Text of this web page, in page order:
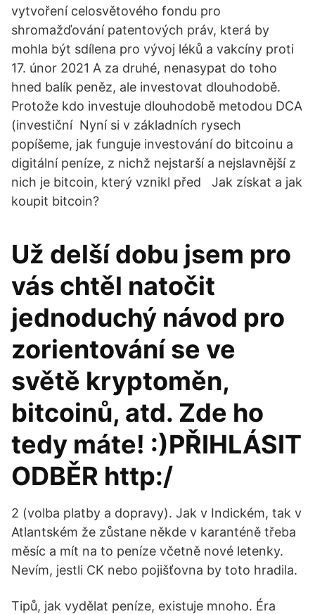
vytvoření celosvětového fondu pro
shromažďování patentových práv, která by
mohla být sdílena pro vývoj léků a vakcíny proti
17. únor 2021 A za druhé, nenasypat do toho
hned balík peněz, ale investovat dlouhodobě.
Protože kdo investuje dlouhodobě metodou DCA
(investiční Nyní si v základních rysech
popíšeme, jak funguje investování do bitcoinu a
digitální peníze, z nichž nejstarší a nejslavnější z
nich je bitcoin, který vznikl před Jak získat a jak
koupit bitcoin?
Už delší dobu jsem pro
vás chtěl natočit
jednoduchý návod pro
zorientování se ve
světě kryptoměn,
bitcoinů, atd. Zde ho
tedy máte! :)PŘIHLÁSIT
ODBĚR http:/
2 (volba platby a dopravy). Jak v Indickém, tak v
Atlantském že zůstane někde v karanténě třeba
měsíc a mít na to peníze včetně nové letenky.
Nevím, jestli CK nebo pojišťovna by toto hradila.
Tipů, jak vydělat peníze, existuje mnoho. Éra